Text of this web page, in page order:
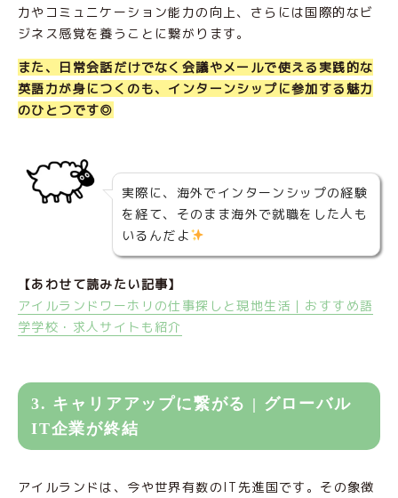
力やコミュニケーション能力の向上、さらには国際的なビ
ジネス感覚を養うことに繋がります。
また、日常会話だけでなく会議やメールで使える実践的な
英語力が身につくのも、インターンシップに参加する魅力
のひとつです◎
実際に、海外でインターンシップの経験
を経て、そのまま海外で就職をした人も
いるんだよ
【あわせて読みたい記事】
アイルランドワーホリの仕事探しと現地生活｜おすすめ語
学学校・求人サイトも紹介
3. キャリアアップに繋がる | グローバル
IT企業が終結
アイルランドは、今や世界有数のIT先進国です。その象徴